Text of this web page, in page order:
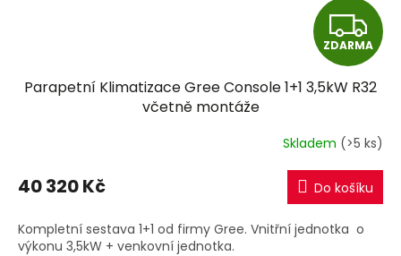
Z
D
A
R
M
A
ZDARMA
Parapetní Klimatizace Gree Console 1+1 3,5kW R32
včetně montáže
Skladem (>5 ks)
40 320 Kč Do košíku
Kompletní sestava 1+1 od firmy Gree. Vnitřní jednotka o
výkonu 3,5kW + venkovní jednotka.